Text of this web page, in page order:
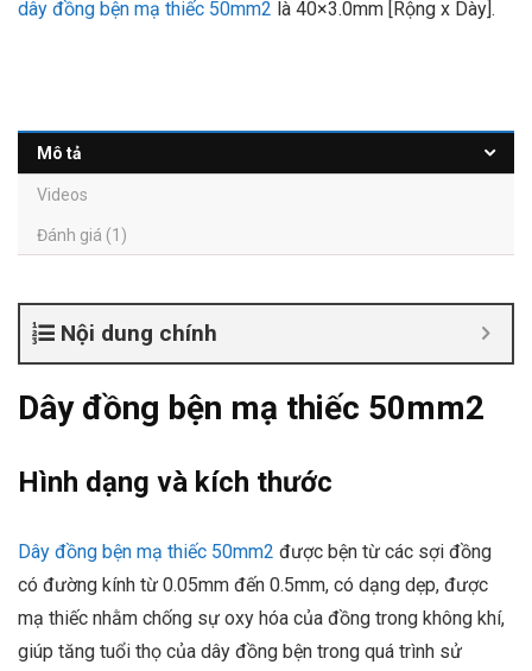
dây đồng bện mạ thiếc 50mm2 là 40×3.0mm [Rộng x Dày].
Mô tả
Videos
Đánh giá (1)
Nội dung chính
Dây đồng bện mạ thiếc 50mm2
Hình dạng và kích thước
Dây đồng bện mạ thiếc 50mm2 được bện từ các sợi đồng
có đường kính từ 0.05mm đến 0.5mm, có dạng dẹp, được
mạ thiếc nhằm chống sự oxy hóa của đồng trong không khí,
giúp tăng tuổi thọ của dây đồng bện trong quá trình sử